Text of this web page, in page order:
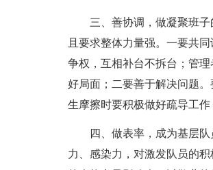
三、善协调，做凝聚班
且要求整体力量强。一要共
争权，互相补台不拆台；管
好局面；二要善于解决问题
生摩擦时要积极做好疏导工
四、做表率，成为基层
力、感染力，对激发队员的